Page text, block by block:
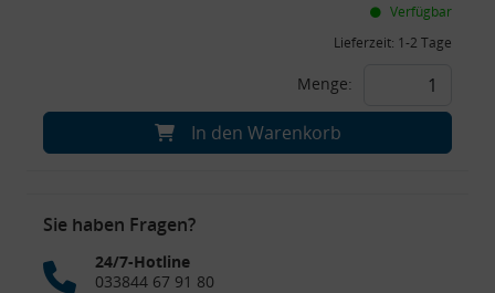
Verfügbar
Lieferzeit: 1-2 Tage
Menge:
In den Warenkorb
Sie haben Fragen?
24/7-Hotline
033844 67 91 80